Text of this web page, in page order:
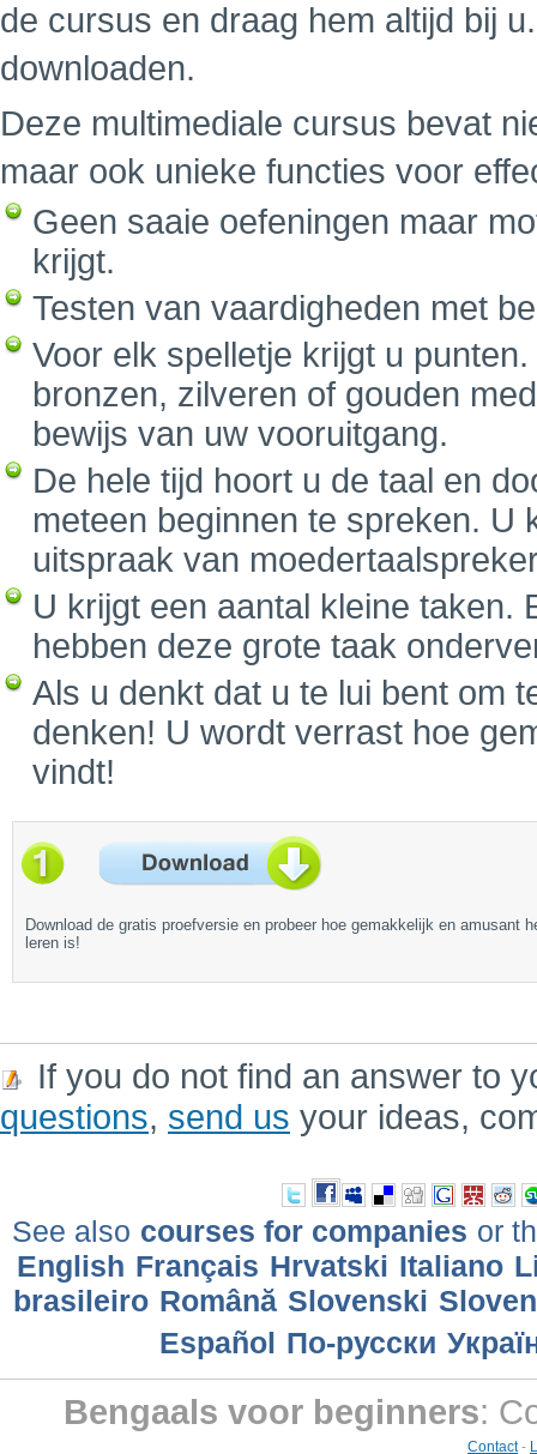
de cursus en draag hem altijd bij
downloaden.
Deze multimediale cursus bevat
maar ook unieke functies voor
Geen saaie oefeningen maar
krijgt.
Testen van vaardigheden met
Voor elk spelletje krijgt u
bronzen, zilveren of gouden
bewijs van uw vooruitgang.
De hele tijd hoort u de taal en
meteen beginnen te spreken. U
uitspraak van
U krijgt een aantal kleine taken.
hebben deze grote taak
Als u denkt dat u te lui bent om
denken! U wordt verrast hoe
vindt!
Download de gratis proefversie en probeer hoe gemakkelijk en amusant
leren is!
If you do not find an answer to
questions, send us your ideas,
See also courses for companies or
English Français Hrvatski Italiano
brasileiro Română Slovenski
Еspañol По-русски
Bengaals voor beginners:
Contact-